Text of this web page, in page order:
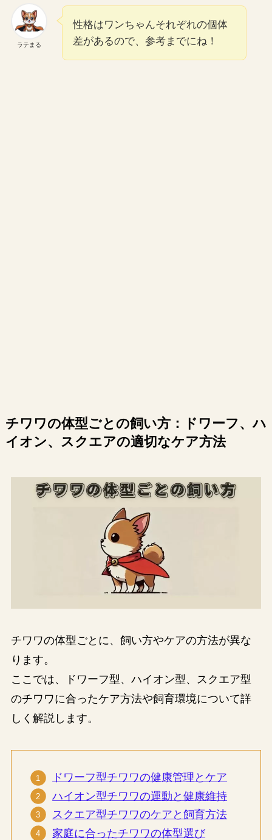
ラテまる
性格はワンちゃんそれぞれの個体
差があるので、参考までにね！
チワワの体型ごとの飼い方：ドワーフ、ハ
イオン、スクエアの適切なケア方法
チワワの体型ごとに、飼い方やケアの方法が異な
ります。
ここでは、ドワーフ型、ハイオン型、スクエア型
のチワワに合ったケア方法や飼育環境について詳
しく解説します。
ドワーフ型チワワの健康管理とケア
ハイオン型チワワの運動と健康維持
スクエア型チワワのケアと飼育方法
家庭に合ったチワワの体型選び